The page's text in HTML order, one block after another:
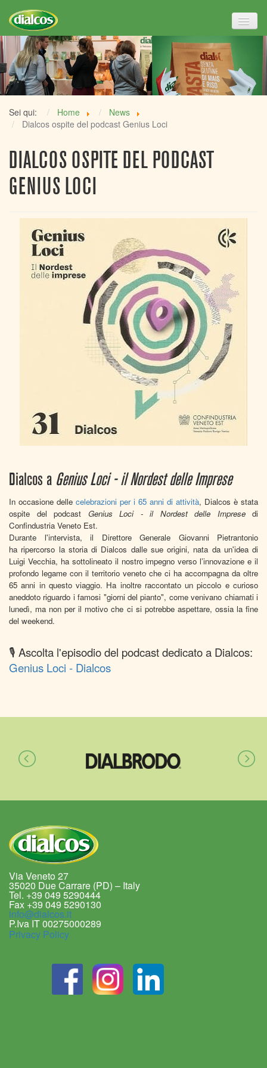
Sei qui: Home
News
Dialcos ospite del podcast Genius Loci
DIALCOS OSPITE DEL PODCAST
GENIUS LOCI
Dialcos a Genius Loci - il Nordest delle Imprese
In occasione delle celebrazioni per i 65 anni di attività, Dialcos è stata
ospite del podcast Genius Loci - il Nordest delle Imprese di
Confindustria Veneto Est.
Durante l'intervista, il Direttore Generale Giovanni Pietrantonio
ha ripercorso la storia di Dialcos dalle sue origini, nata da un'idea di
Luigi Vecchia, ha sottolineato il nostro impegno verso l’innovazione e il
profondo legame con il territorio veneto che ci ha accompagna da oltre
65 anni in questo viaggio. Ha inoltre raccontato un piccolo e curioso
aneddoto riguardo i famosi "giorni del pianto", come venivano chiamati i
lunedì, ma non per il motivo che ci si potrebbe aspettare, ossia la fine
del weekend.
🎙️ Ascolta l'episodio del podcast dedicato a Dialcos:
Genius Loci - Dialcos
Via Veneto 27
35020 Due Carrare (PD) – Italy
Tel. +39 049 5290444
Fax +39 049 5290130
info@dialcos.it
P.Iva IT 00275000289
Privacy Policy